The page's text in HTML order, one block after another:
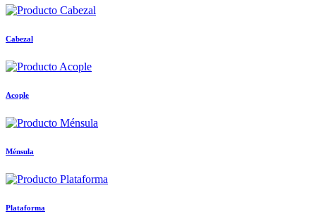
Cabezal
Acople
Ménsula
Plataforma